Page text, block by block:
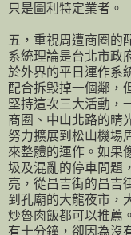
只是圖利特定業者。
五，重視周遭商圈的
系統理論是台北市政
於外界的平日運作系
配合拆毀掉一個鄰，
堅持這次三大活動，
商圈、中山北路的晴
努力擴展到松山機場
來整體的運作。如果
圾及混亂的停車問題
亮，從昌吉街的昌吉
到孔廟的大龍夜市，
炒魯肉飯都可以推薦
有十分鐘，卻因為沒